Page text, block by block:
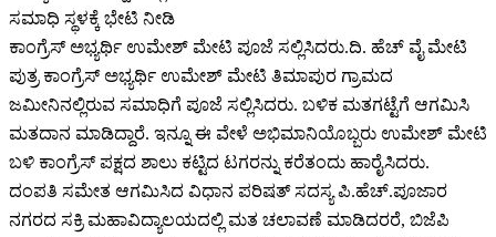
ಸಮಾಧಿ ಸ್ಥಳಕ್ಕೆ ಭೇಟಿ ನೀಡಿ
ಕಾಂಗ್ರೆಸ್‌‍ ಅಭ್ಯರ್ಥಿ ಉಮೇಶ್‌ ಮೇಟಿ ಪೂಜೆ ಸಲ್ಲಿಸಿದರು.ದಿ. ಹೆಚ್‌ ವೈ ಮೇಟಿ
ಪುತ್ರ ಕಾಂಗ್ರೆಸ್‌‍ ಅಭ್ಯರ್ಥಿ ಉಮೇಶ್‌ ಮೇಟಿ ತಿಮಾಪುರ ಗ್ರಾಮದ
ಜಮೀನಿನಲ್ಲಿರುವ ಸಮಾಧಿಗೆ ಪೂಜೆ ಸಲ್ಲಿಸಿದರು. ಬಳಿಕ ಮತಗಟ್ಟೆಗೆ ಆಗಮಿಸಿ
ಮತದಾನ ಮಾಡಿದ್ದಾರೆ. ಇನ್ನೂ ಈ ವೇಳೆ ಅಭಿಮಾನಿಯೊಬ್ಬರು ಉಮೇಶ್‌ ಮೇಟಿ
ಬಳಿ ಕಾಂಗ್ರೆಸ್‌‍ ಪಕ್ಷದ ಶಾಲು ಕಟ್ಟಿದ ಟಗರನ್ನು ಕರೆತಂದು ಹಾರೈಸಿದರು.
ದಂಪತಿ ಸಮೇತ ಆಗಮಿಸಿದ ವಿಧಾನ ಪರಿಷತ್‌ ಸದಸ್ಯ ಪಿ.ಹೆಚ್‌.ಪೂಜಾರ
ನಗರದ ಸಕ್ರಿ ಮಹಾವಿದ್ಯಾಲಯದಲ್ಲಿ ಮತ ಚಲಾವಣೆ ಮಾಡಿದರರೆ, ಬಿಜೆಪಿ